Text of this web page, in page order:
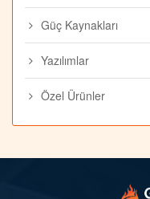
Güç Kaynakları
Yazılımlar
Özel Ürünler